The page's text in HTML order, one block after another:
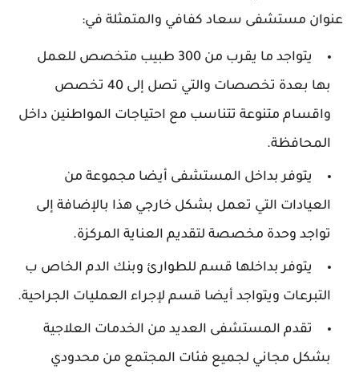
عنوان مستشفى سعاد كفافي والمتمثلة في:
يتواجد ما يقرب من 300 طبيب متخصص للعمل
بها بعدة تخصصات والتي تصل إلى 40 تخصص
واقسام متنوعة تتناسب مع احتياجات المواطنين داخل
المحافظة.
يتوفر بداخل المستشفى أيضا مجموعة من
العيادات التي تعمل بشكل خارجي هذا بالإضافة إلى
تواجد وحدة مخصصة لتقديم العناية المركزة.
يتوفر بداخلها قسم للطوارئ وبنك الدم الخاص ب
التبرعات ويتواجد أيضا قسم لإجراء العمليات الجراحية.
تقدم المستشفى العديد من الخدمات العلاجية
بشكل مجاني لجميع فئات المجتمع من محدودي